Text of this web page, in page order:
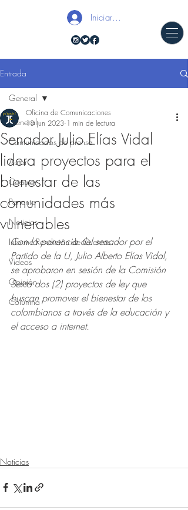
Iniciar sesión
Entrada
General
Comunicados de prensa
Autor
Coautor
Ponente
Noticias
Informe Rendición de Cuentas
Videos
Opinión
Columna
General
Senador Julio Elías Vidal
lidera proyectos para el
bienestar de las
comunidades más
vulnerables
Oficina de Comunicaciones
13 jun 2023 1 min de lectura
Con la ponencia del senador por el
Partido de la U, Julio Alberto Elías Vidal,
se aprobaron en sesión de la Comisión
Sexta dos (2) proyectos de ley que
buscan promover el bienestar de los
colombianos a través de la educación y
el acceso a internet.
Noticias